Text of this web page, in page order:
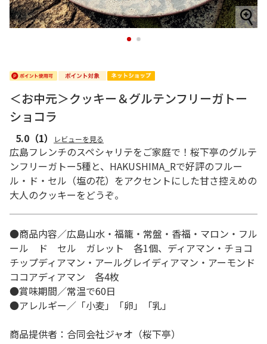
1 2
＜お中元＞クッキー＆グルテンフリーガトー
ショコラ
5.0 （1） レビューを見る
広島フレンチのスペシャリテをご家庭で！桜下亭のグルテ
ンフリーガトー5種と、HAKUSHIMA_Rで好評のフルー
ル・ド・セル（塩の花）をアクセントにした甘さ控えめの
大人のクッキーをどうぞ。
●商品内容／広島山水・福籠・常盤・香福・マロン・フル
ール ド セル ガレット 各1個、ディアマン・チョコ
チップディアマン・アールグレイディアマン・アーモンド
ココアディアマン 各4枚
●賞味期間／常温で60日
●アレルギー／「小麦」「卵」「乳」
商品提供者：合同会社ジャオ（桜下亭）